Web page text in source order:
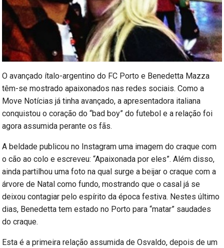
O avançado ítalo-argentino do FC Porto e Benedetta Mazza
têm-se mostrado apaixonados nas redes sociais. Como a
Move Notícias já tinha avançado, a apresentadora italiana
conquistou o coração do “bad boy” do futebol e a relação foi
agora assumida perante os fãs.
A beldade publicou no Instagram uma imagem do craque com
o cão ao colo e escreveu: “Apaixonada por eles”. Além disso,
ainda partilhou uma foto na qual surge a beijar o craque com a
árvore de Natal como fundo, mostrando que o casal já se
deixou contagiar pelo espírito da época festiva. Nestes último
dias, Benedetta tem estado no Porto para “matar” saudades
do craque.
Esta é a primeira relação assumida de Osvaldo, depois de um